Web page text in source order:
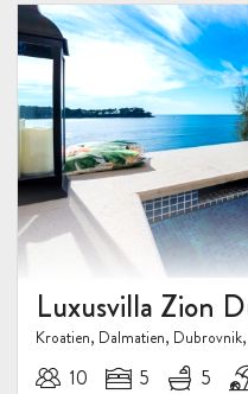
Luxusvilla Zion
Kroatien, Dalmatien, Dubrovnik,
10 5 5